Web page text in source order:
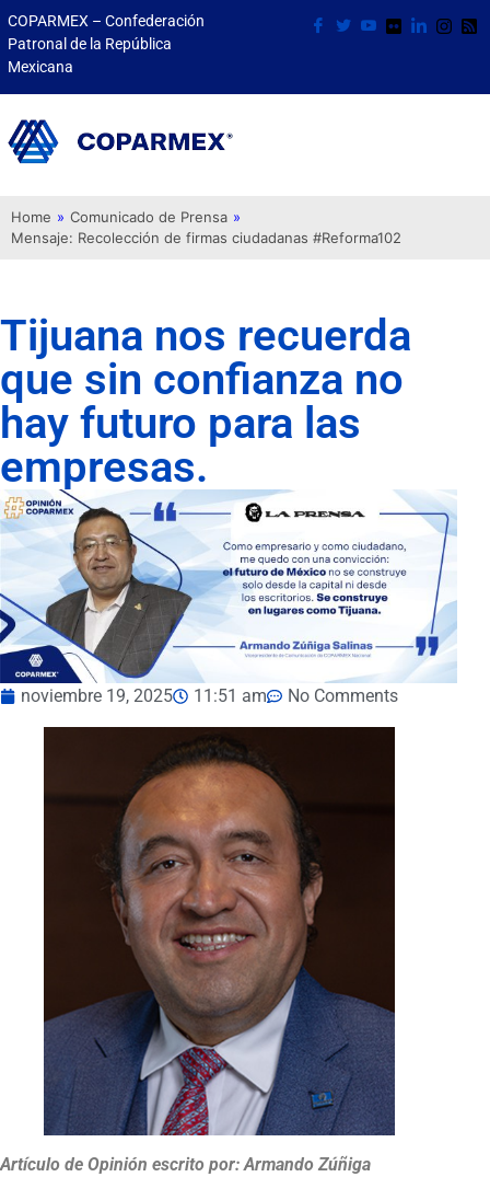
COPARMEX – Confederación
Patronal de la República
Mexicana
Home » Comunicado de Prensa »
Mensaje: Recolección de firmas ciudadanas #Reforma102
Tijuana nos recuerda
que sin confianza no
hay futuro para las
empresas.
noviembre 19, 2025 11:51 am No Comments
Artículo de Opinión escrito por: Armando Zúñiga